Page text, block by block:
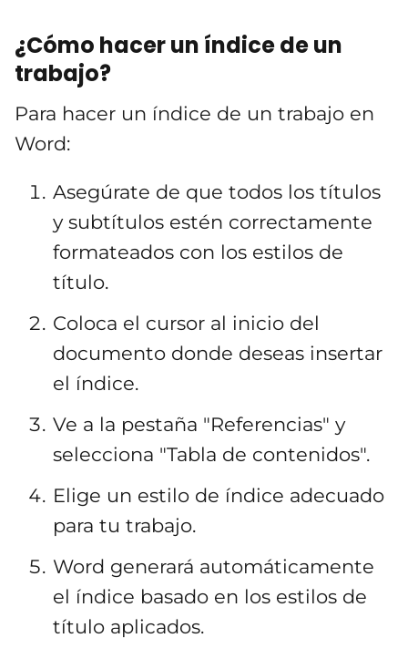
¿Cómo hacer un índice de un
trabajo?
Para hacer un índice de un trabajo en
Word:
Asegúrate de que todos los títulos
y subtítulos estén correctamente
formateados con los estilos de
título.
Coloca el cursor al inicio del
documento donde deseas insertar
el índice.
Ve a la pestaña "Referencias" y
selecciona "Tabla de contenidos".
Elige un estilo de índice adecuado
para tu trabajo.
Word generará automáticamente
el índice basado en los estilos de
título aplicados.